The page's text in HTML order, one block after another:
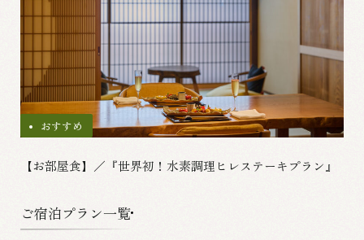
おすすめ
【お部屋食】／『世界初！水素調理ヒレステーキプラン』
ご宿泊プラン一覧